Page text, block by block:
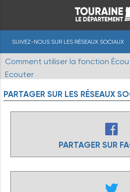
SUIVEZ-NOUS SUR LES RÉSEAUX SOCIAUX
Comment utiliser la fonction
Ecouter
PARTAGER SUR LES RÉSEAUX
PARTAGER SUR